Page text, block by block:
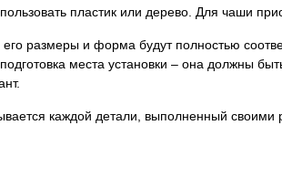
пластик или дерево. Для чаши
размеры и форма будут полностью
места установки – она должны
каждой детали, выполненный